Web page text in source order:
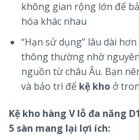
không gian rộng lớn để
hóa khác nhau
“Hạn sử dụng” lâu dài
thông thường nhờ
nguồn từ châu Âu. Bạn
và bảo trì để kệ khoở
Kệ kho hàng V lỗ đa năng
5 sàn mang lại lợi ích: